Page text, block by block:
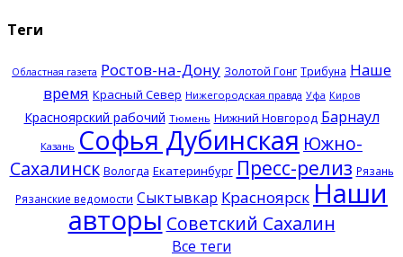
Теги
Областная газета Ростов-на-Дону Золотой Гонг Трибуна Наше
время Красный Север Нижегородская правда Уфа Киров
Красноярский рабочий Тюмень Нижний Новгород Барнаул
Казань Софья Дубинская Южно-
Сахалинск Вологда Екатеринбург Пресс-релиз Рязань
Рязанские ведомости Сыктывкар Красноярск Наши
авторы Советский Сахалин
Все теги